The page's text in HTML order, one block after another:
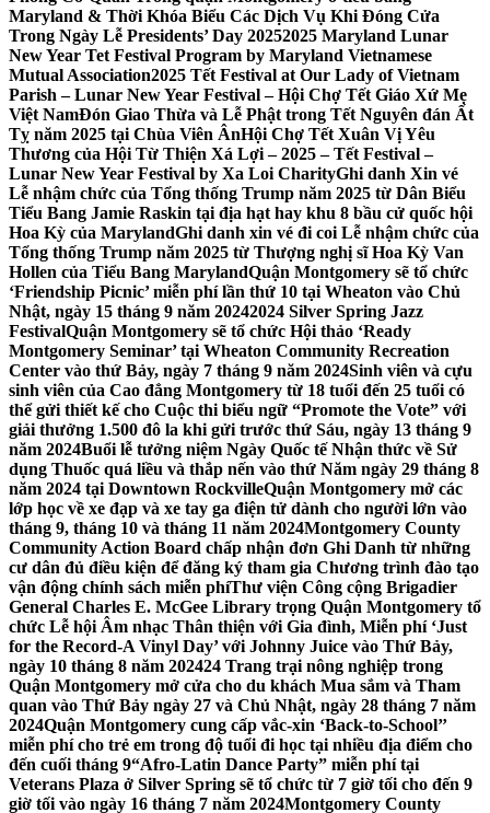
Maryland & Thời Khóa Biểu Các Dịch Vụ Khi Đóng Cửa
Trong Ngày Lễ Presidents’ Day 20252025 Maryland Lunar
New Year Tet Festival Program by Maryland Vietnamese
Mutual Association2025 Tết Festival at Our Lady of Vietnam
Parish – Lunar New Year Festival – Hội Chợ Tết Giáo Xứ Mẹ
Việt NamĐón Giao Thừa và Lễ Phật trong Tết Nguyên đán Ất
Tỵ năm 2025 tại Chùa Viên ÂnHội Chợ Tết Xuân Vị Yêu
Thương của Hội Từ Thiện Xá Lợi – 2025 – Tết Festival –
Lunar New Year Festival by Xa Loi CharityGhi danh Xin vé
Lễ nhậm chức của Tổng thống Trump năm 2025 từ Dân Biểu
Tiểu Bang Jamie Raskin tại địa hạt hay khu 8 bầu cử quốc hội
Hoa Kỳ của MarylandGhi danh xin vé đi coi Lễ nhậm chức của
Tổng thống Trump năm 2025 từ Thượng nghị sĩ Hoa Kỳ Van
Hollen của Tiểu Bang MarylandQuận Montgomery sẽ tổ chức
‘Friendship Picnic’ miễn phí lần thứ 10 tại Wheaton vào Chủ
Nhật, ngày 15 tháng 9 năm 20242024 Silver Spring Jazz
FestivalQuận Montgomery sẽ tổ chức Hội thảo ‘Ready
Montgomery Seminar’ tại Wheaton Community Recreation
Center vào thứ Bảy, ngày 7 tháng 9 năm 2024Sinh viên và cựu
sinh viên của Cao đẳng Montgomery từ 18 tuổi đến 25 tuổi có
thể gửi thiết kế cho Cuộc thi biểu ngữ “Promote the Vote” với
giải thưởng 1.500 đô la khi gửi trước thứ Sáu, ngày 13 tháng 9
năm 2024Buổi lễ tưởng niệm Ngày Quốc tế Nhận thức về Sử
dụng Thuốc quá liều và thắp nến vào thứ Năm ngày 29 tháng 8
năm 2024 tại Downtown RockvilleQuận Montgomery mở các
lớp học về xe đạp và xe tay ga điện tử dành cho người lớn vào
tháng 9, tháng 10 và tháng 11 năm 2024Montgomery County
Community Action Board chấp nhận đơn Ghi Danh từ những
cư dân đủ điều kiện để đăng ký tham gia Chương trình đào tạo
vận động chính sách miễn phíThư viện Công cộng Brigadier
General Charles E. McGee Library trọng Quận Montgomery tổ
chức Lễ hội Âm nhạc Thân thiện với Gia đình, Miễn phí ‘Just
for the Record-A Vinyl Day’ với Johnny Juice vào Thứ Bảy,
ngày 10 tháng 8 năm 202424 Trang trại nông nghiệp trong
Quận Montgomery mở cửa cho du khách Mua sắm và Tham
quan vào Thứ Bảy ngày 27 và Chủ Nhật, ngày 28 tháng 7 năm
2024Quận Montgomery cung cấp vắc-xin ‘Back-to-School’’
miễn phí cho trẻ em trong độ tuổi đi học tại nhiều địa điểm cho
đến cuối tháng 9“Afro-Latin Dance Party” miễn phí tại
Veterans Plaza ở Silver Spring sẽ tổ chức từ 7 giờ tối cho đến 9
giờ tối vào ngày 16 tháng 7 năm 2024Montgomery County